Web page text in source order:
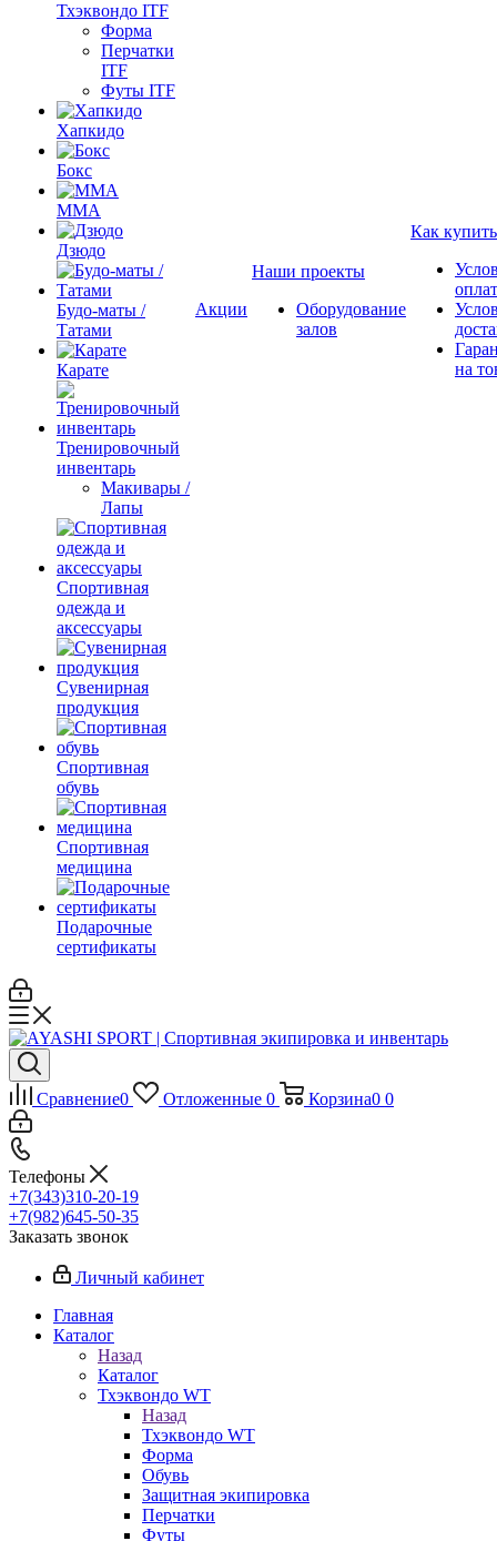
Тхэквондо ITF
Форма
Перчатки
ITF
Футы ITF
Хапкидо
Бокс
ММА
Дзюдо
Будо-маты /
Татами
Карате
Тренировочный
инвентарь
Макивары /
Лапы
Cпортивная
одежда и
аксессуары
Сувенирная
продукция
Спортивная
обувь
Спортивная
медицина
Подарочные
сертификаты
Акции
Наши проекты
Оборудование
залов
Как купить
на
Сравнение0 Отложенные 0 Корзина0 0
Телефоны
+7(343)310-20-19
+7(982)645-50-35
Заказать звонок
Личный кабинет
Главная
Каталог
Назад
Каталог
Тхэквондо WT
Назад
Тхэквондо WT
Форма
Обувь
Защитная экипировка
Перчатки
Футы